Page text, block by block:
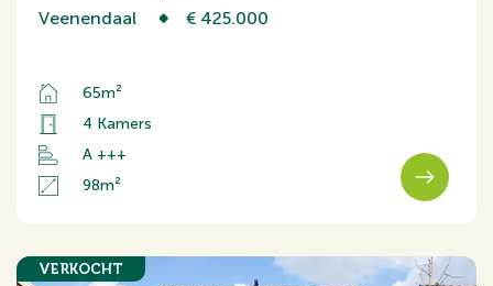
Veenendaal € 425.000
65m²
4 Kamers
A +++
98m²
VERKOCHT